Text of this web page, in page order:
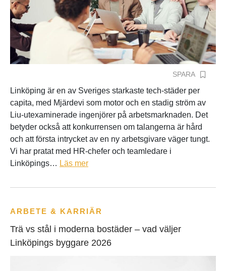
SPARA
Linköping är en av Sveriges starkaste tech-städer per
capita, med Mjärdevi som motor och en stadig ström av
Liu-utexaminerade ingenjörer på arbetsmarknaden. Det
betyder också att konkurrensen om talangerna är hård
och att första intrycket av en ny arbetsgivare väger tungt.
Vi har pratat med HR-chefer och teamledare i
Linköpings… Läs mer
ARBETE & KARRIÄR
Trä vs stål i moderna bostäder – vad väljer
Linköpings byggare 2026